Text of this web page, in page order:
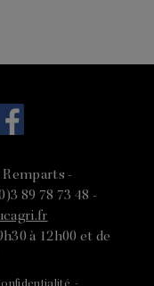
Remparts -
89 78 73 48 -
à 12h00 et de